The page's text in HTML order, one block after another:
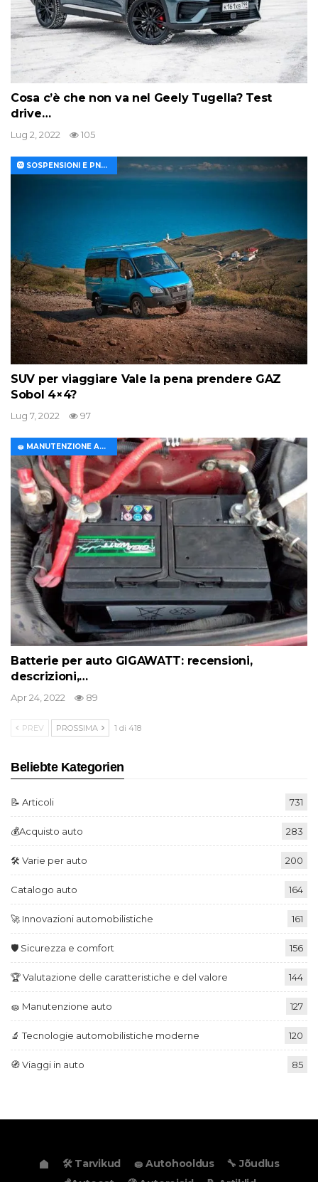
Cosa c’è che non va nel Geely Tugella? Test
drive…
Lug 2, 2022 105
🛞 SOSPENSIONI E PNEUMATICI
SUV per viaggiare Vale la pena prendere GAZ
Sobol 4×4?
Lug 7, 2022 97
🧽 MANUTENZIONE AUTO
Batterie per auto GIGAWATT: recensioni,
descrizioni,…
Apr 24, 2022 89
PREV PROSSIMA 1 di 418
Beliebte Kategorien
📝 Articoli 731
💰Acquisto auto 283
🛠️ Varie per auto 200
Catalogo auto 164
🚀 Innovazioni automobilistiche 161
🛡️ Sicurezza e comfort 156
🏆 Valutazione delle caratteristiche e del valore 144
🧽 Manutenzione auto 127
🔬 Tecnologie automobilistiche moderne 120
🧭 Viaggi in auto 85
🛠️ Tarvikud 🧽 Autohooldus
🔧 Jõudlus